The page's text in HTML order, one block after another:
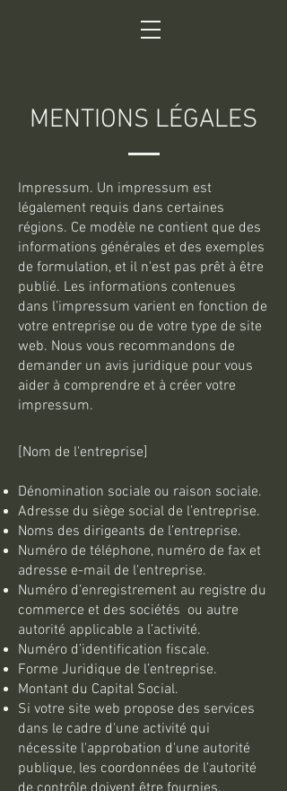
MENTIONS LÉGALES
Impressum. Un impressum est
légalement requis dans certaines
régions. Ce modèle ne contient que des
informations générales et des exemples
de formulation, et il n'est pas prêt à être
publié. Les informations contenues
dans l’impressum varient en fonction de
votre entreprise ou de votre type de site
web. Nous vous recommandons de
demander un avis juridique pour vous
aider à comprendre et à créer votre
impressum.
[Nom de l'entreprise]
Dénomination sociale ou raison sociale.
Adresse du siège social de l’entreprise.
Noms des dirigeants de l’entreprise.
Numéro de téléphone, numéro de fax et
adresse e-mail de l'entreprise.
Numéro d’enregistrement au registre du
commerce et des sociétés ou autre
autorité applicable a l’activité.
Numéro d’identification fiscale.
Forme Juridique de l’entreprise.
Montant du Capital Social.
Si votre site web propose des services
dans le cadre d'une activité qui
nécessite l'approbation d'une autorité
publique, les coordonnées de l'autorité